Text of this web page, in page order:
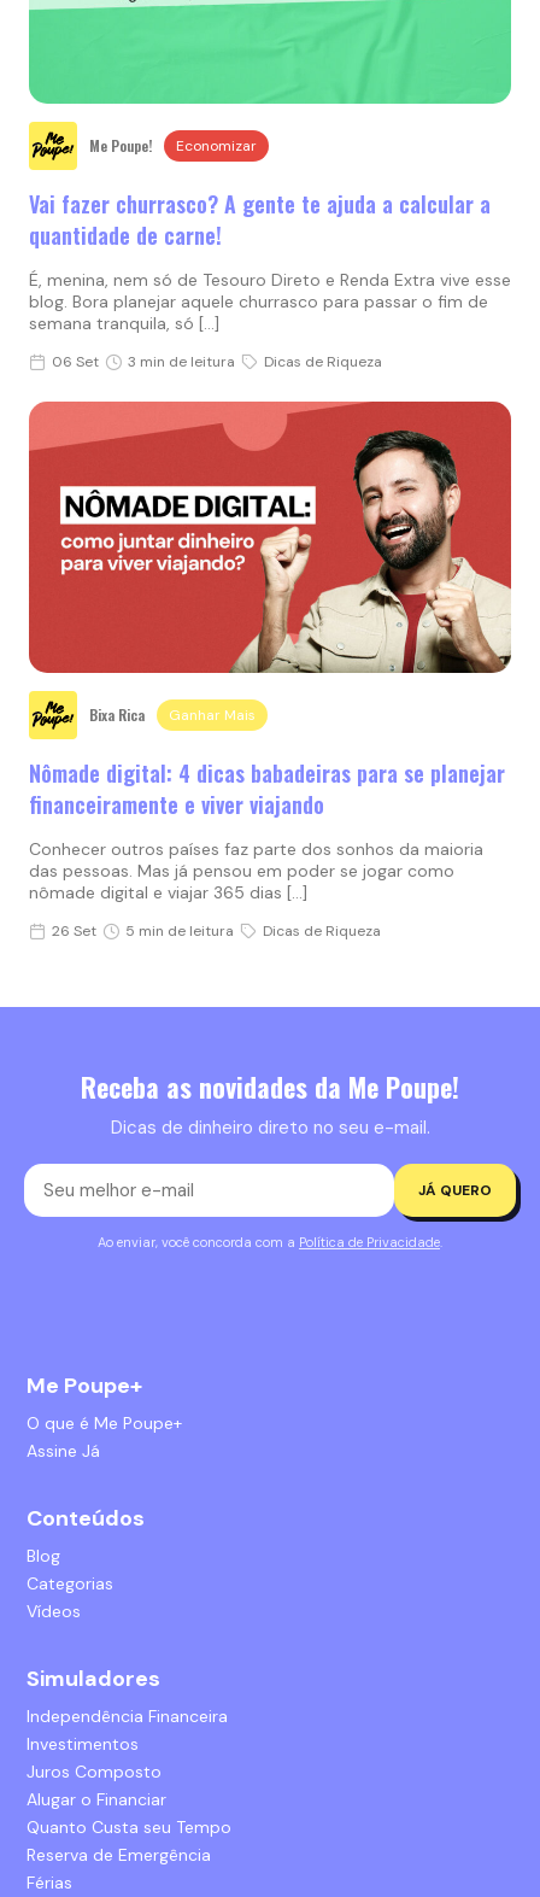
Me Poupe! Economizar
Vai fazer churrasco? A gente te ajuda a calcular a
quantidade de carne!
É, menina, nem só de Tesouro Direto e Renda Extra vive esse
blog. Bora planejar aquele churrasco para passar o fim de
semana tranquila, só […]
06 Set 3 min de leitura Dicas de Riqueza
Bixa Rica Ganhar Mais
Nômade digital: 4 dicas babadeiras para se planejar
financeiramente e viver viajando
Conhecer outros países faz parte dos sonhos da maioria
das pessoas. Mas já pensou em poder se jogar como
nômade digital e viajar 365 dias […]
26 Set 5 min de leitura Dicas de Riqueza
Receba as novidades da Me Poupe!
Dicas de dinheiro direto no seu e-mail.
JÁ QUERO
Ao enviar, você concorda com a Política de Privacidade.
Me Poupe+
O que é Me Poupe+
Assine Já
Conteúdos
Blog
Categorias
Vídeos
Simuladores
Independência Financeira
Investimentos
Juros Composto
Alugar o Financiar
Quanto Custa seu Tempo
Reserva de Emergência
Férias